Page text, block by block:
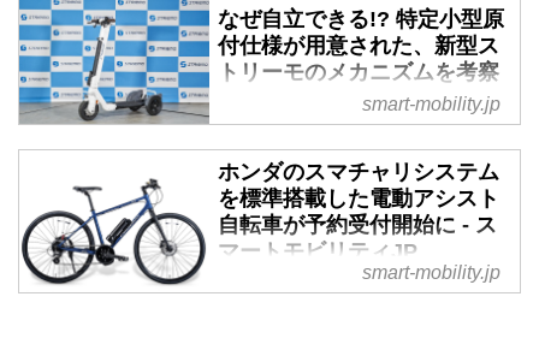
やヘリコプターによるチャーター
機運航サービスを行ってきた
Japan Biz Aviationは、韓国と台
湾を就航先とした国際チャーター
運航を開始した。
なぜ自立できる!? 特定小型原
付仕様が用意された、新型ス
トリーモのメカニズムを考察
する - スマートモビリティJP
「IGNITION（イグニッショ
ン）」から生まれたベンチャー企
業である「株式会社 ストリー
モ」が、今月施行の改正道路交通
法に対応した特定小型原動機付自
smart-mobility.jp
ホンダのスマチャリシステム
を標準搭載した電動アシスト
自転車が予約受付開始に - ス
マートモビリティJP
ホンダが4年の歳月をかけて開発
smart-mobility.jp